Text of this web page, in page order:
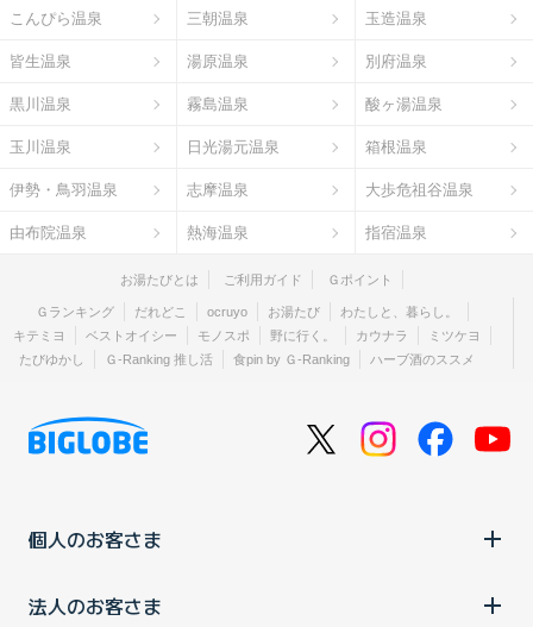
こんぴら温泉 三朝温泉 玉造温泉
皆生温泉 湯原温泉 別府温泉
黒川温泉 霧島温泉 酸ヶ湯温泉
玉川温泉 日光湯元温泉 箱根温泉
伊勢・鳥羽温泉 志摩温泉 大歩危祖谷温泉
由布院温泉 熱海温泉 指宿温泉
お湯たびとは ご利用ガイド Ｇポイント
Ｇランキング だれどこ ocruyo お湯たび
わたしと、暮らし。
キテミヨ
ベストオイシー モノスポ 野に行く。 カウナラ
ミツケヨ
たびゆかし
Ｇ-Ranking 推し活 食pin by Ｇ-Ranking ハーブ酒のススメ
個人のお客さま
法人のお客さま